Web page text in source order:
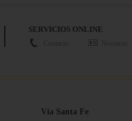
SERVICIOS ONLINE
Vía Santa Fe